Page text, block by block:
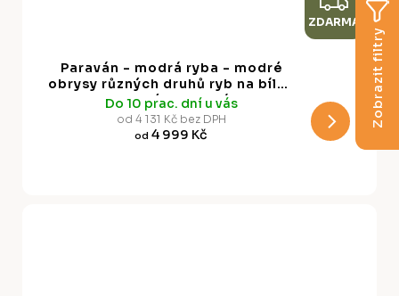
Zobrazit filtry
D
M
A
ZDARMA
Paraván - modrá ryba - modré
obrysy různých druhů ryb na bílo-
modrém pozadí
Do 10 prac. dní u vás
od 4 131 Kč bez DPH
od 4 999 Kč